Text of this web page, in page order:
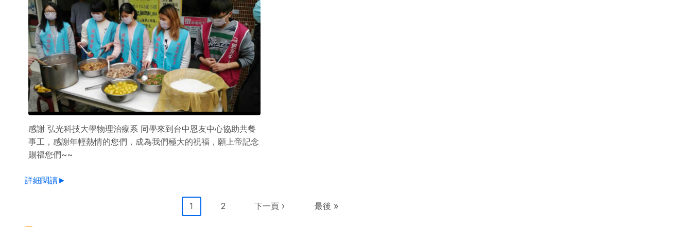
感謝 弘光科技大學物理治療系 同學來到台中恩友中心協助共餐
事工，感謝年輕熱情的您們，成為我們極大的祝福，願上帝記念
賜福您們~~
詳細閱讀►
目前頁面
1 Page
2 下一頁
下一頁 › Last page
最後 »